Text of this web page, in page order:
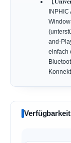
【
and-
einfach
Verfügbarkeit